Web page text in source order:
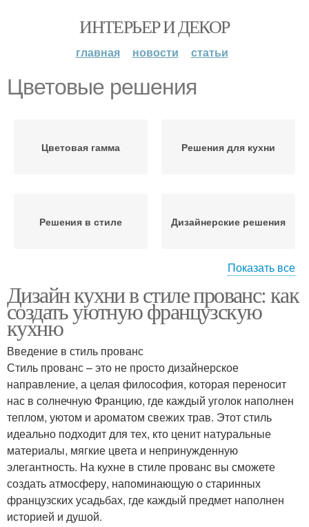
ИНТЕРЬЕР И ДЕКОР
главная новости статьи
Цветовые решения
Цветовая гамма Решения для кухни
Решения в стиле Дизайнерские решения
Готовые решения
вдохновения
Цветовая палитра
Решения для
зонирования
Современные решения Решения для хранения
Мебельные решения
Показать все
Дизайн кухни в стиле прованс: как
создать уютную французскую
кухню
Введение в стиль прованс
Стиль прованс – это не просто дизайнерское
направление, а целая философия, которая переносит
нас в солнечную Францию, где каждый уголок наполнен
теплом, уютом и ароматом свежих трав. Этот стиль
идеально подходит для тех, кто ценит натуральные
материалы, мягкие цвета и непринужденную
элегантность. На кухне в стиле прованс вы сможете
создать атмосферу, напоминающую о старинных
французских усадьбах, где каждый предмет наполнен
историей и душой.